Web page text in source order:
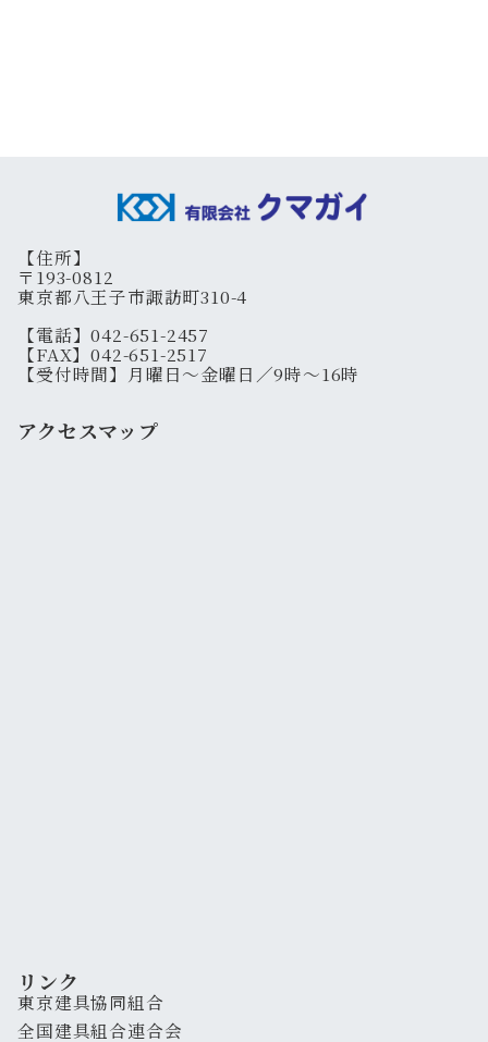
【住所】
〒193-0812
東京都八王子市諏訪町310-4
【電話】042-651-2457
【FAX】042-651-2517
【受付時間】月曜日～金曜日／9時～16時
アクセスマップ
リンク
東京建具協同組合
全国建具組合連合会